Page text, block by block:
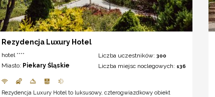
Rezydencja Luxury Hotel
hotel ****
Miasto: Piekary Śląskie
Liczba uczestników:300
Liczba miejsc noclegowych:136
Rezydencja Luxury Hotel to luksusowy, czterogwiazdkowy obiekt